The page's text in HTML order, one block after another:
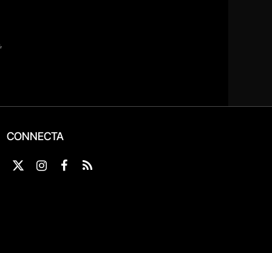
CONNECTA
X
Instagram
Facebook
RSS